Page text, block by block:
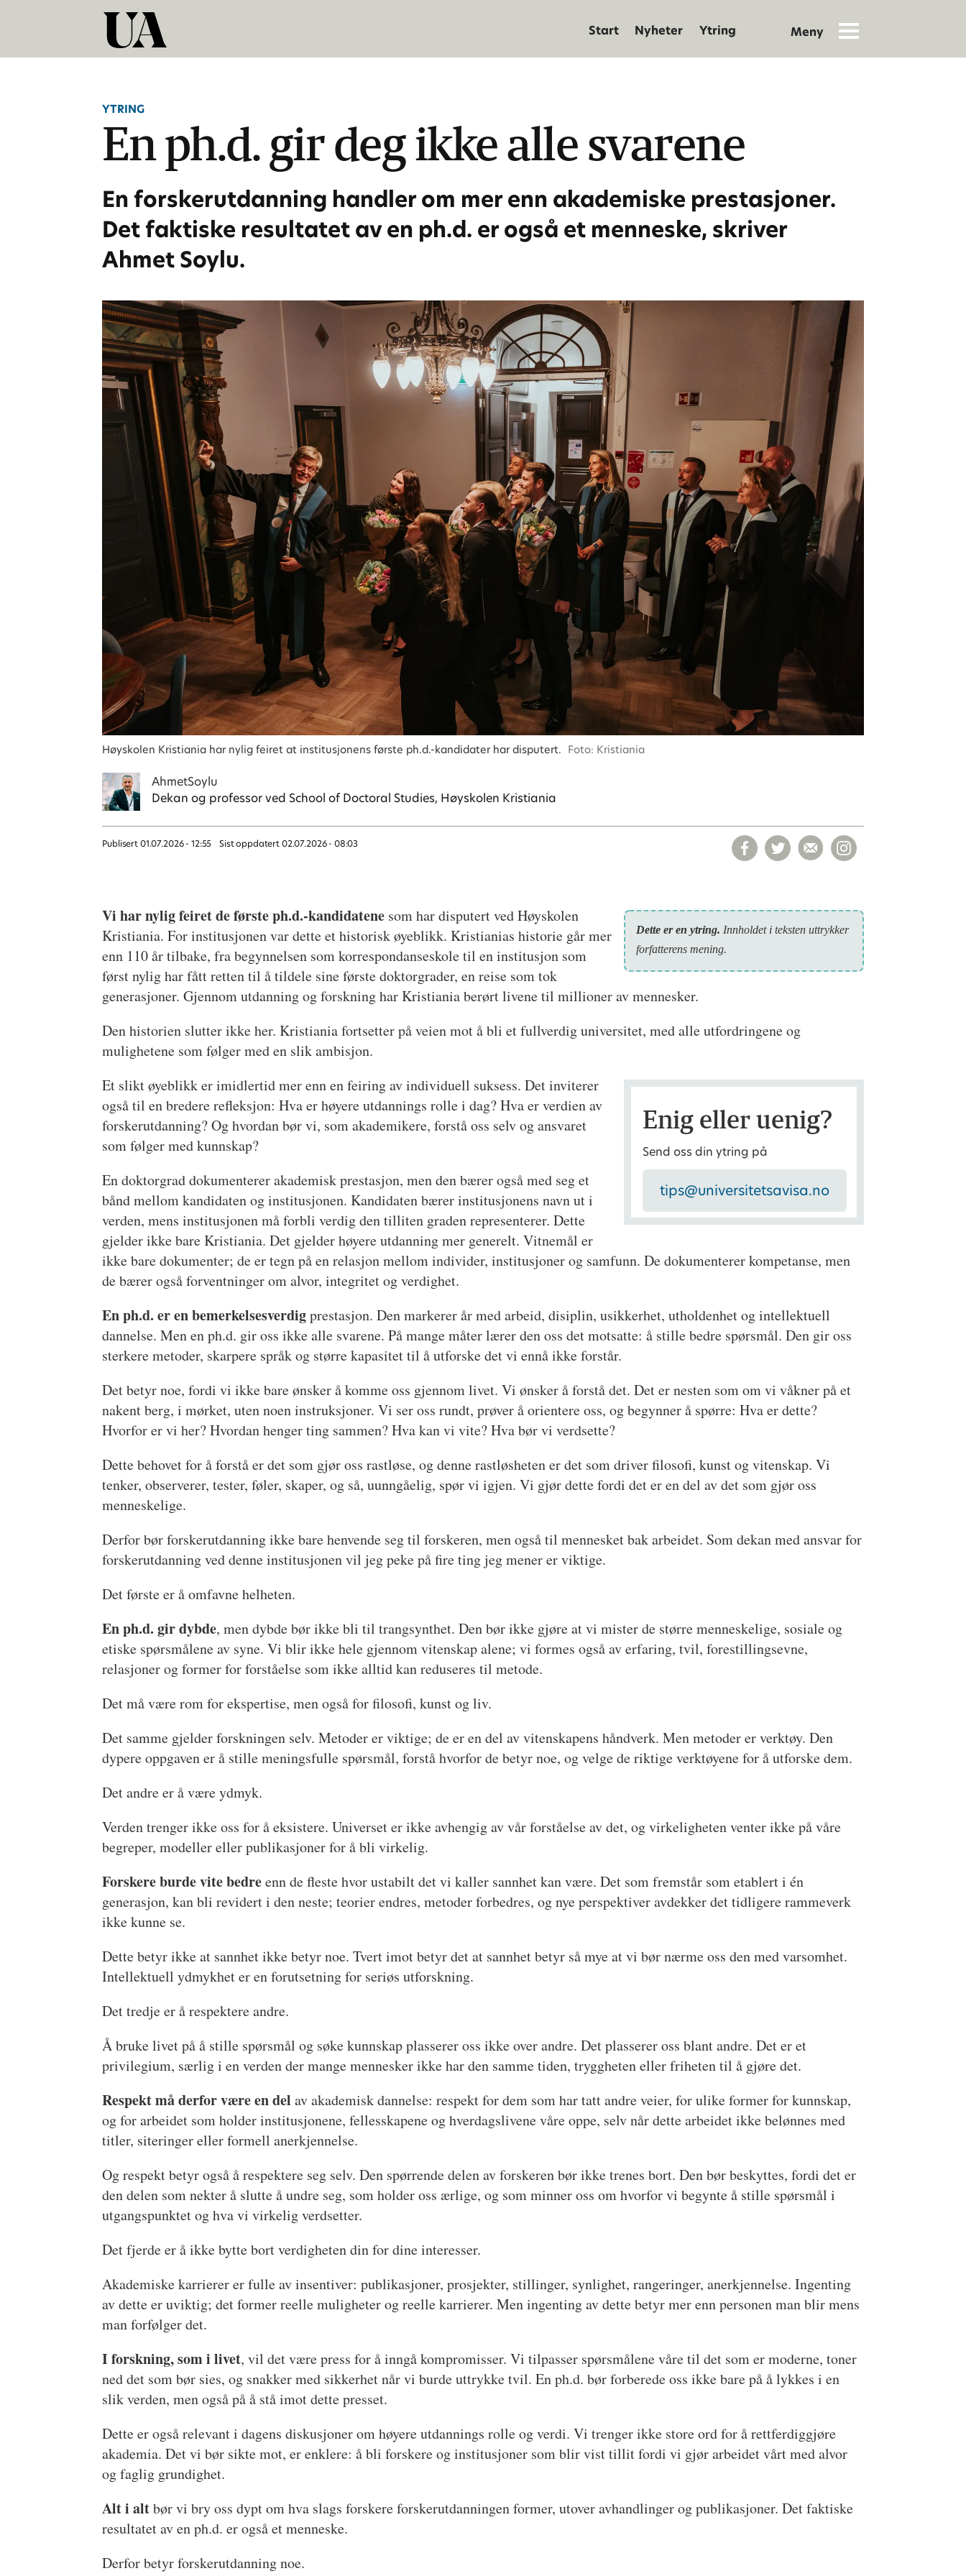
Start Nyheter Ytring
YTRING
En ph.d. gir deg ikke alle svarene
En forskerutdanning handler om mer enn akademiske prestasjoner.
Det faktiske resultatet av en ph.d. er også et menneske, skriver
Ahmet Soylu.
Høyskolen Kristiania har nylig feiret at institusjonens første ph.d.-kandidater har disputert. Foto: Kristiania
AhmetSoylu
Dekan og professor ved School of Doctoral Studies, Høyskolen Kristiania
Publisert 01.07.2026 - 12:55 Sist oppdatert 02.07.2026 - 08:03
Dette er en ytring. Inn­holdet i teksten uttrykker
forfatterens mening.
Vi har nylig feiret de første ph.d.-kandidatene som har disputert ved Høyskolen
Kristiania. For institusjonen var dette et historisk øyeblikk. Kristianias historie går mer
enn 110 år tilbake, fra begynnelsen som korrespondanseskole til en institusjon som
først nylig har fått retten til å tildele sine første doktorgrader, en reise som tok
generasjoner. Gjennom utdanning og forskning har Kristiania berørt livene til millioner av mennesker.
Den historien slutter ikke her. Kristiania fortsetter på veien mot å bli et fullverdig universitet, med alle utfordringene og
mulighetene som følger med en slik ambisjon.
Enig eller uenig?
Send oss din ytring på
tips@universitetsavisa.no
Et slikt øyeblikk er imidlertid mer enn en feiring av individuell suksess. Det inviterer
også til en bredere refleksjon: Hva er høyere utdannings rolle i dag? Hva er verdien av
forskerutdanning? Og hvordan bør vi, som akademikere, forstå oss selv og ansvaret
som følger med kunnskap?
En doktorgrad dokumenterer akademisk prestasjon, men den bærer også med seg et
bånd mellom kandidaten og institusjonen. Kandidaten bærer institusjonens navn ut i
verden, mens institusjonen må forbli verdig den tilliten graden representerer. Dette
gjelder ikke bare Kristiania. Det gjelder høyere utdanning mer generelt. Vitnemål er
ikke bare dokumenter; de er tegn på en relasjon mellom individer, institusjoner og samfunn. De dokumenterer kompetanse, men
de bærer også forventninger om alvor, integritet og verdighet.
En ph.d. er en bemerkelsesverdigprestasjon. Den markerer år med arbeid, disiplin, usikkerhet, utholdenhet og intellektuell
dannelse. Men en ph.d. gir oss ikke alle svarene. På mange måter lærer den oss det motsatte: å stille bedre spørsmål. Den gir oss
sterkere metoder, skarpere språk og større kapasitet til å utforske det vi ennå ikke forstår.
Det betyr noe, fordi vi ikke bare ønsker å komme oss gjennom livet. Vi ønsker å forstå det. Det er nesten som om vi våkner på et
nakent berg, i mørket, uten noen instruksjoner. Vi ser oss rundt, prøver å orientere oss, og begynner å spørre: Hva er dette?
Hvorfor er vi her? Hvordan henger ting sammen? Hva kan vi vite? Hva bør vi verdsette?
Dette behovet for å forstå er det som gjør oss rastløse, og denne rastløsheten er det som driver filosofi, kunst og vitenskap. Vi
tenker, observerer, tester, føler, skaper, og så, uunngåelig, spør vi igjen. Vi gjør dette fordi det er en del av det som gjør oss
menneskelige.
Derfor bør forskerutdanning ikke bare henvende seg til forskeren, men også til mennesket bak arbeidet. Som dekan med ansvar for
forskerutdanning ved denne institusjonen vil jeg peke på fire ting jeg mener er viktige.
Det første er å omfavne helheten.
En ph.d. gir dybde, men dybde bør ikke bli til trangsynthet. Den bør ikke gjøre at vi mister de større menneskelige, sosiale og
etiske spørsmålene av syne. Vi blir ikke hele gjennom vitenskap alene; vi formes også av erfaring, tvil, forestillingsevne,
relasjoner og former for forståelse som ikke alltid kan reduseres til metode.
Det må være rom for ekspertise, men også for filosofi, kunst og liv.
Det samme gjelder forskningen selv. Metoder er viktige; de er en del av vitenskapens håndverk. Men metoder er verktøy. Den
dypere oppgaven er å stille meningsfulle spørsmål, forstå hvorfor de betyr noe, og velge de riktige verktøyene for å utforske dem.
Det andre er å være ydmyk.
Verden trenger ikke oss for å eksistere. Universet er ikke avhengig av vår forståelse av det, og virkeligheten venter ikke på våre
begreper, modeller eller publikasjoner for å bli virkelig.
Forskere burde vite bedreenn de fleste hvor ustabilt det vi kaller sannhet kan være. Det som fremstår som etablert i én
generasjon, kan bli revidert i den neste; teorier endres, metoder forbedres, og nye perspektiver avdekker det tidligere rammeverk
ikke kunne se.
Dette betyr ikke at sannhet ikke betyr noe. Tvert imot betyr det at sannhet betyr så mye at vi bør nærme oss den med varsomhet.
Intellektuell ydmykhet er en forutsetning for seriøs utforskning.
Det tredje er å respektere andre.
Å bruke livet på å stille spørsmål og søke kunnskap plasserer oss ikke over andre. Det plasserer oss blant andre. Det er et
privilegium, særlig i en verden der mange mennesker ikke har den samme tiden, tryggheten eller friheten til å gjøre det.
Respekt må derfor være en delav akademisk dannelse: respekt for dem som har tatt andre veier, for ulike former for kunnskap,
og for arbeidet som holder institusjonene, fellesskapene og hverdagslivene våre oppe, selv når dette arbeidet ikke belønnes med
titler, siteringer eller formell anerkjennelse.
Og respekt betyr også å respektere seg selv. Den spørrende delen av forskeren bør ikke trenes bort. Den bør beskyttes, fordi det er
den delen som nekter å slutte å undre seg, som holder oss ærlige, og som minner oss om hvorfor vi begynte å stille spørsmål i
utgangspunktet og hva vi virkelig verdsetter.
Det fjerde er å ikke bytte bort verdigheten din for dine interesser.
Akademiske karrierer er fulle av insentiver: publikasjoner, prosjekter, stillinger, synlighet, rangeringer, anerkjennelse. Ingenting
av dette er uviktig; det former reelle muligheter og reelle karrierer. Men ingenting av dette betyr mer enn personen man blir mens
man forfølger det.
I forskning, som i livet, vil det være press for å inngå kompromisser. Vi tilpasser spørsmålene våre til det som er moderne, toner
ned det som bør sies, og snakker med sikkerhet når vi burde uttrykke tvil. En ph.d. bør forberede oss ikke bare på å lykkes i en
slik verden, men også på å stå imot dette presset.
Dette er også relevant i dagens diskusjoner om høyere utdannings rolle og verdi. Vi trenger ikke store ord for å rettferdiggjøre
akademia. Det vi bør sikte mot, er enklere: å bli forskere og institusjoner som blir vist tillit fordi vi gjør arbeidet vårt med alvor
og faglig grundighet.
Alt i altbør vi bry oss dypt om hva slags forskere forskerutdanningen former, utover avhandlinger og publikasjoner. Det faktiske
resultatet av en ph.d. er også et menneske.
Derfor betyr forskerutdanning noe.